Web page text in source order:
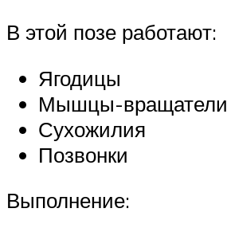
В этой позе работают:
Ягодицы
Мышцы-вращатели
Сухожилия
Позвонки
Выполнение: